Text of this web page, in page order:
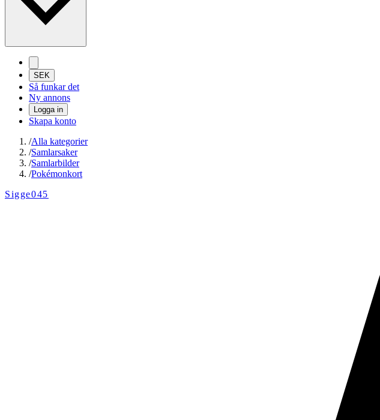
SEK
Så funkar det
Ny annons
Logga in
Skapa konto
/Alla kategorier
/Samlarsaker
/Samlarbilder
/Pokémonkort
Sigge045